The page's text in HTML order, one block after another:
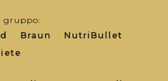
gruppo:
Braun
NutriBullet